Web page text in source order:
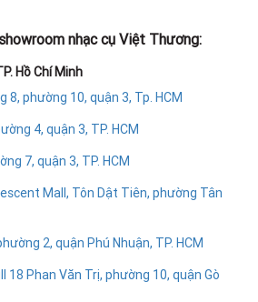
nhạc cụ Việt Thương:
Hồ Chí Minh
8, phường 10, quận 3, Tp. HCM
4, quận 3, TP. HCM
7, quận 3, TP. HCM
Mall, Tôn Dật Tiên, phường Tân
2, quận Phú Nhuận, TP. HCM
18 Phan Văn Trị, phường 10, quận Gò